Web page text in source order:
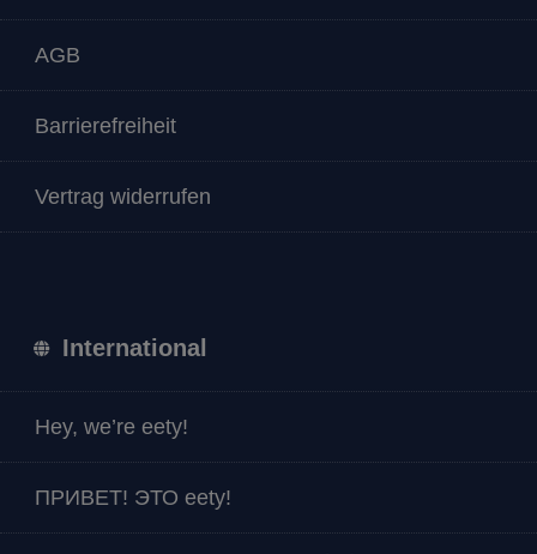
AGB
Barrierefreiheit
Vertrag widerrufen
International
Hey, we’re eety!
ПРИВЕТ! ЭТО eety!